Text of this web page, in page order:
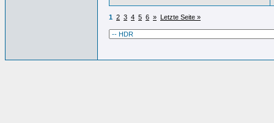
1 2 3 4 5 6 » Letzte Seite »